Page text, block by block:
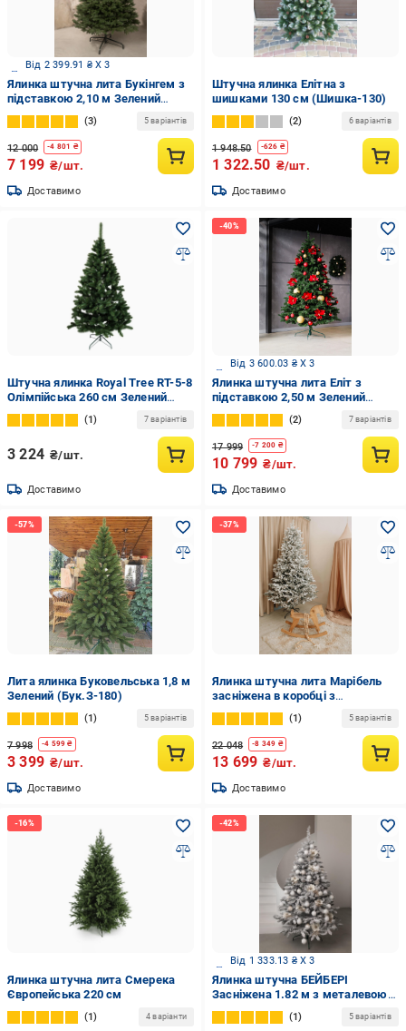
Від 2 399.91 ₴ X 3
Ялинка штучна лита Букінгем з
підставкою 2,10 м Зелений
(26259454)
3 5 варіантів
12 000 -4 801 ₴
7 199 ₴/шт.
Доставимо
Штучна ялинка Елітна з
шишками 130 см (Шишка-130)
2 6 варіантів
1 948.50 -626 ₴
1 322.50 ₴/шт.
Доставимо
Штучна ялинка Royal Tree RT-5-8
Олімпійська 260 см Зелений
(13127950)
1 7 варіантів
3 224 ₴/шт.
Доставимо
Від 3 600.03 ₴ X 3
Ялинка штучна лита Еліт з
підставкою 2,50 м Зелений
(12770376)
2 7 варіантів
17 999 -7 200 ₴
10 799 ₴/шт.
Доставимо
Лита ялинка Буковельська 1,8 м
Зелений (Бук.З-180)
1 5 варіантів
7 998 -4 599 ₴
3 399 ₴/шт.
Доставимо
Ялинка штучна лита Марібель
засніжена в коробці з
підставкою 2,50 м Зелений
1 5 варіантів
22 048 -8 349 ₴
13 699 ₴/шт.
Доставимо
Ялинка штучна лита Смерека
Європейська 220 см
1 4 варіанти
Від 1 333.13 ₴ X 3
Ялинка штучна БЕЙБЕРІ
Засніжена 1.82 м з металевою
підставкою на 30% пишніша,
модель 2025 року
1 5 варіантів